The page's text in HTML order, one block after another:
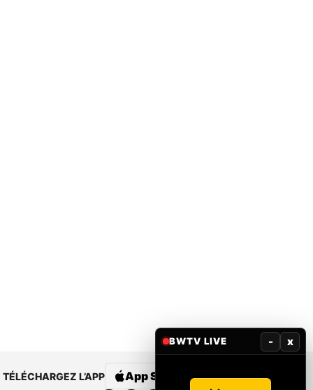
TÉLÉCHARGEZ L’APP App Store Google Play
BWTV LIVE - x